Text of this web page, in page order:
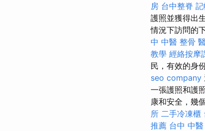
房 台中整脊
護照並獲得出
情況下訪問的
中 中醫 整骨
教學 經絡按摩
民，有效的身
seo company
一張護照和護
康和安全，幾
所 二手冷凍櫃
推薦 台中 中